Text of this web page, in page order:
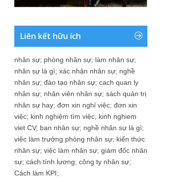
Liên kết hữu ích
nhân sự; phòng nhân sự; làm nhân sự;
nhân sự là gì; xác nhận nhân sự; nghề
nhân sự; đào tạo nhân sự; cach quan ly
nhân sự; nhân viên nhân sự; sách quản trị
nhân sự hay; đơn xin nghỉ việc; đơn xin
việc; kinh nghiệm tìm việc; kinh nghiem
viet CV; ban nhân sự; nghề nhân sự là gì;
việc làm trưởng phòng nhân sự; kiến thức
nhân sự; việc làm nhân sự; giám đốc nhân
sự; cách tính lương; công ty nhân sự;
Cách làm KPI;